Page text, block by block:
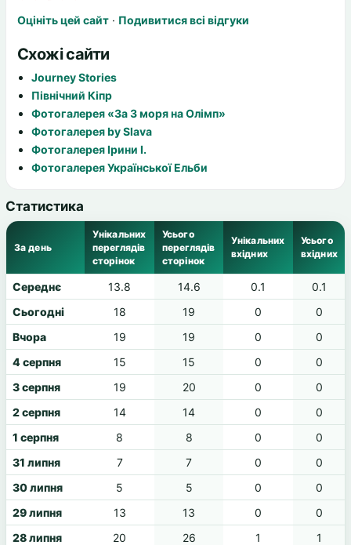
Оцініть цей сайт · Подивитися всі відгуки
Схожі сайти
Journey Stories
Північний Кіпр
Фотогалерея «За 3 моря на Олімп»
Фотогалерея by Slava
Фотогалерея Ірини І.
Фотогалерея Української Ельби
Статистика
За день
Унікальних
переглядів
сторінок
Усього
переглядів
сторінок
Унікальних
вхідних
Усього
вхідних
Середнє 13.8 14.6 0.1
0.1
Сьогодні
18 19 0
0
Вчора
19 19 0
0
4 серпня
15 15 0
0
3 серпня
19 20 0
0
2 серпня
14 14 0
0
1 серпня
8 8 0
0
31 липня
7 7 0
0
30 липня
5 5 0
0
29 липня
13 13 0
0
28 липня
20 26 1
1